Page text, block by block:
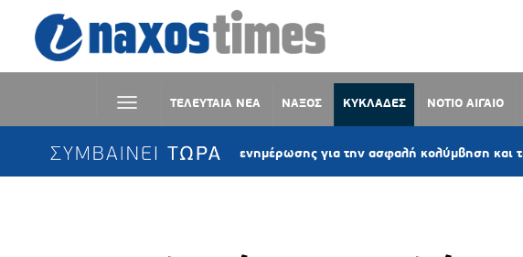
ΤΕΛΕΥΤΑΙΑ ΝΕΑ ΝΑΞΟΣ ΚΥΚΛΑΔΕΣ ΝΟΤΙΟ ΑΙΓΑΙΟ
ΣΥΜΒΑΙΝΕΙ ΤΩΡΑ
Σύρος: Δράση ενημέρωσης για την ασφαλή κολύμβηση και την